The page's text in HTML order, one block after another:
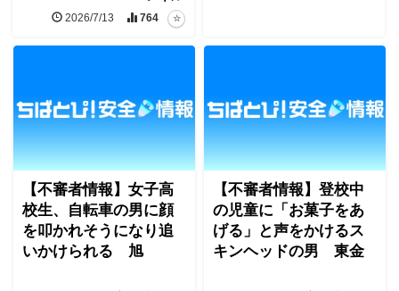
2026/7/13 764
【不審者情報】女子高
校生、自転車の男に顔
を叩かれそうになり追
いかけられる 旭
【不審者情報】登校中
の児童に「お菓子をあ
げる」と声をかけるス
キンヘッドの男 東金